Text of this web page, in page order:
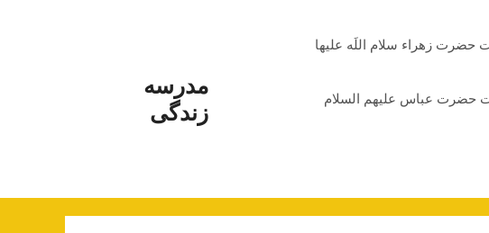
مدرسه
زندگی
زهراء سلام اللَه علیها
حضرت عباس علیهم السلام